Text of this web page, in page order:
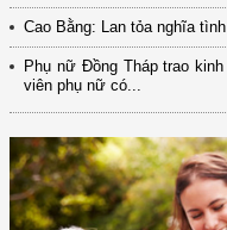
Cao Bằng: Lan tỏa nghĩa
Phụ nữ Đồng Tháp trao
viên phụ nữ có...